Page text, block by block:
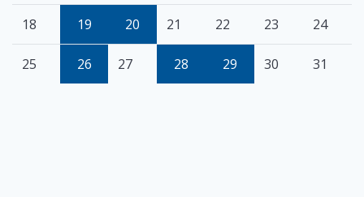
18 19 20 21 22 23 24
25 26 27 28 29 30 31